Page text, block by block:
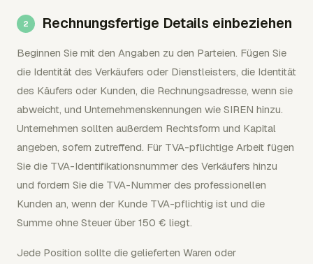
Rechnungsfertige Details einbeziehen
Beginnen Sie mit den Angaben zu den Parteien. Fügen Sie
die Identität des Verkäufers oder Dienstleisters, die Identität
des Käufers oder Kunden, die Rechnungsadresse, wenn sie
abweicht, und Unternehmenskennungen wie SIREN hinzu.
Unternehmen sollten außerdem Rechtsform und Kapital
angeben, sofern zutreffend. Für TVA-pflichtige Arbeit fügen
Sie die TVA-Identifikationsnummer des Verkäufers hinzu
und fordern Sie die TVA-Nummer des professionellen
Kunden an, wenn der Kunde TVA-pflichtig ist und die
Summe ohne Steuer über 150 € liegt.
Jede Position sollte die gelieferten Waren oder